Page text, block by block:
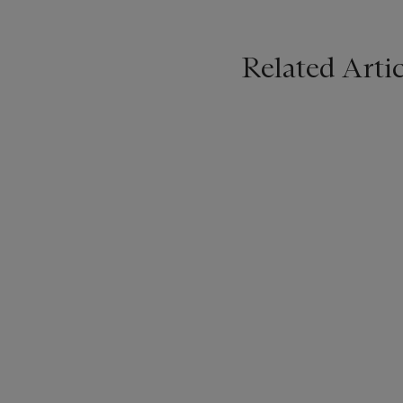
Related